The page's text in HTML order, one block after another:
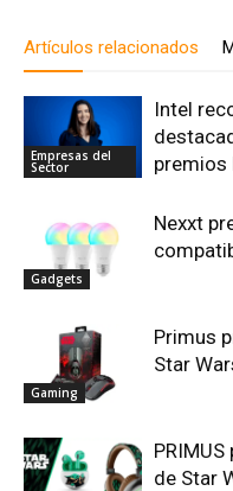
Artículos relacionados
Empresas del
Sector
Intel
premios
Gadgets
Nexxt
Gaming
Primus
Star
de Star